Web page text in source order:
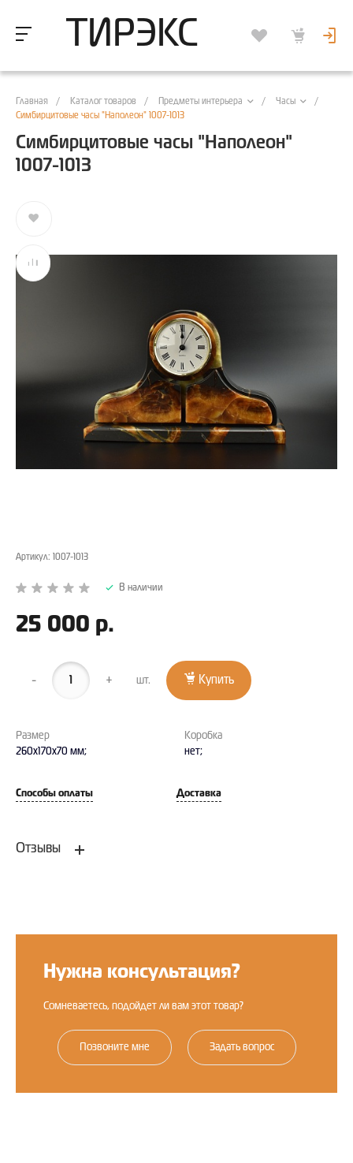
ТИРЭКС
Главная / Каталог товаров / Предметы интерьера / Часы
/
Симбирцитовые часы "Наполеон" 1007-1013
Симбирцитовые часы "Наполеон"
1007-1013
Артикул: 1007-1013
В наличии
25 000 р.
- + шт. Купить
Размер
260x170x70 мм;
Коробка
нет;
Способы оплаты Доставка
Отзывы
Нужна консультация?
Сомневаетесь, подойдет ли вам этот товар?
Позвоните мне Задать вопрос